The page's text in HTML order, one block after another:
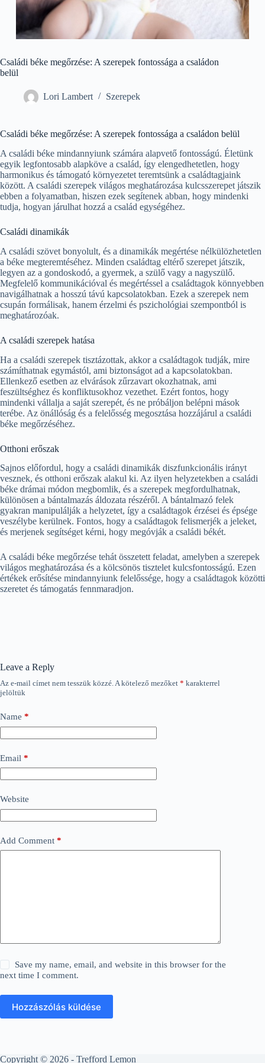
Családi béke megőrzése: A szerepek fontossága a családon
belül
Lori Lambert Szerepek
Családi béke megőrzése: A szerepek fontossága a családon belül
A családi béke mindannyiunk számára alapvető fontosságú. Életünk
egyik legfontosabb alapköve a család, így elengedhetetlen, hogy
harmonikus és támogató környezetet teremtsünk a családtagjaink
között. A családi szerepek világos meghatározása kulcsszerepet játszik
ebben a folyamatban, hiszen ezek segítenek abban, hogy mindenki
tudja, hogyan járulhat hozzá a család egységéhez.
Családi dinamikák
A családi szövet bonyolult, és a dinamikák megértése nélkülözhetetlen
a béke megteremtéséhez. Minden családtag eltérő szerepet játszik,
legyen az a gondoskodó, a gyermek, a szülő vagy a nagyszülő.
Megfelelő kommunikációval és megértéssel a családtagok könnyebben
navigálhatnak a hosszú távú kapcsolatokban. Ezek a szerepek nem
csupán formálisak, hanem érzelmi és pszichológiai szempontból is
meghatározóak.
A családi szerepek hatása
Ha a családi szerepek tisztázottak, akkor a családtagok tudják, mire
számíthatnak egymástól, ami biztonságot ad a kapcsolatokban.
Ellenkező esetben az elvárások zűrzavart okozhatnak, ami
feszültséghez és konfliktusokhoz vezethet. Ezért fontos, hogy
mindenki vállalja a saját szerepét, és ne próbáljon belépni mások
terébe. Az önállóság és a felelősség megosztása hozzájárul a családi
béke megőrzéséhez.
Otthoni erőszak
Sajnos előfordul, hogy a családi dinamikák diszfunkcionális irányt
vesznek, és otthoni erőszak alakul ki. Az ilyen helyzetekben a családi
béke drámai módon megbomlik, és a szerepek megfordulhatnak,
különösen a bántalmazás áldozata részéről. A bántalmazó felek
gyakran manipulálják a helyzetet, így a családtagok érzései és épsége
veszélybe kerülnek. Fontos, hogy a családtagok felismerjék a jeleket,
és merjenek segítséget kérni, hogy megóvják a családi békét.
A családi béke megőrzése tehát összetett feladat, amelyben a szerepek
világos meghatározása és a kölcsönös tisztelet kulcsfontosságú. Ezen
értékek erősítése mindannyiunk felelőssége, hogy a családtagok közötti
szeretet és támogatás fennmaradjon.
Leave a Reply
Az e-mail címet nem tesszük közzé.A kötelező mezőket * karakterrel
jelöltük
Name *
Email *
Website
Add Comment *
Save my name, email, and website in this browser for the
next time I comment.
Hozzászólás küldése
Copyright © 2026 - Trefford Lemon